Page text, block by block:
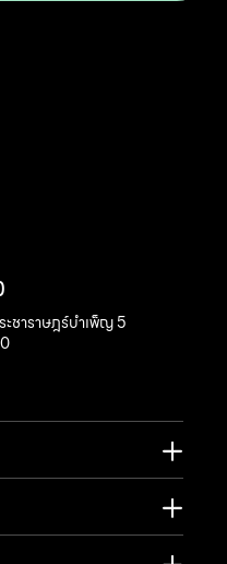
ชาราษฎร์บำเพ็ญ 5